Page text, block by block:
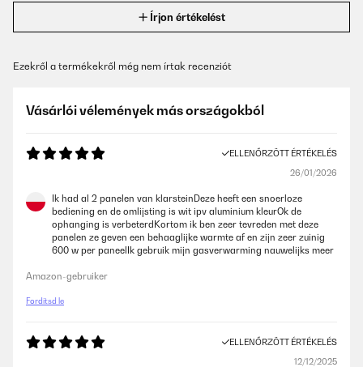
Írjon értékelést
Ezekről a termékekről még nem írtak recenziót
Vásárlói vélemények más országokból
ELLENŐRZÖTT ÉRTÉKELÉS
26/01/2026
Ik had al 2 panelen van klarsteinDeze heeft een snoerloze
bediening en de omlijsting is wit ipv aluminium kleurOk de
ophanging is verbeterdKortom ik ben zeer tevreden met deze
panelen ze geven een behaaglijke warmte af en zijn zeer zuinig
600 w per paneelIk gebruik mijn gasverwarming nauwelijks meer
Amazon-gebruiker
Fordítsd le
ELLENŐRZÖTT ÉRTÉKELÉS
12/12/2025